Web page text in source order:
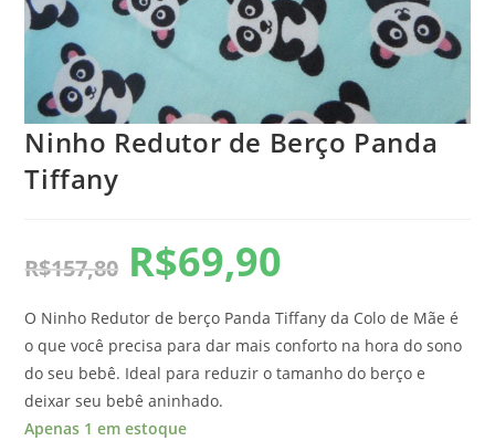
Ninho Redutor de Berço Panda
Tiffany
R$157,80 R$69,90
O Ninho Redutor de berço Panda Tiffany da Colo de Mãe é
o que você precisa para dar mais conforto na hora do sono
do seu bebê. Ideal para reduzir o tamanho do berço e
deixar seu bebê aninhado.
Apenas 1 em estoque